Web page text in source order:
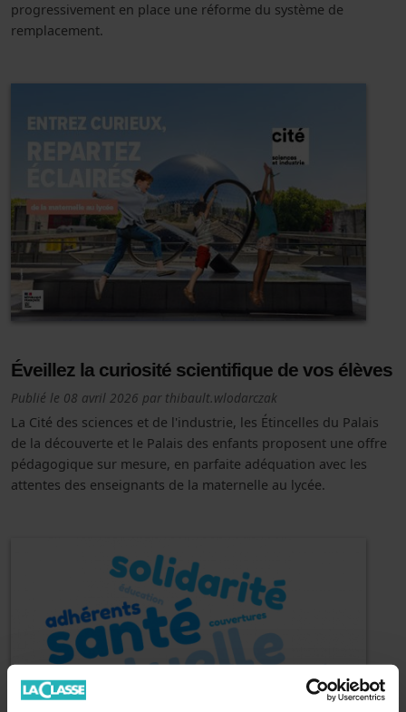
progressivement en place une réforme du système de
remplacement.
Éveillez la curiosité scientifique de vos élèves
Publié le 08 avril 2026 par thibault.wlodarczak
La Cité des sciences et de l'industrie, les Étincelles du Palais
de la découverte et le Palais des enfants proposent une offre
pédagogique sur mesure, en parfaite adéquation avec les
attentes des enseignants de la maternelle au lycée.